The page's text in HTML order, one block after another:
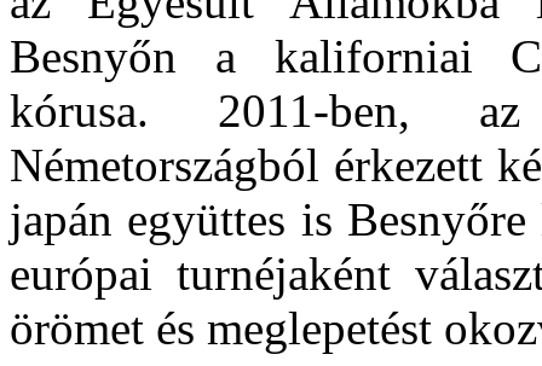
Besnyőn a kaliforniai
kórusa. 2011-ben,
Németországból érkezett
japán együttes is
európai turnéjaként
örömet és meglepetést